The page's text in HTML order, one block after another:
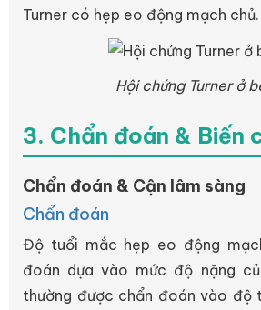
Turner có hẹp eo động mạch chủ.
Hội chứng Turner ở
3. Chẩn đoán & Biến
Chẩn đoán & Cận lâm sàng
Chẩn đoán
Độ tuổi mắc hẹp eo động
đoán dựa vào mức độ nặng
thường được chẩn đoán vào độ